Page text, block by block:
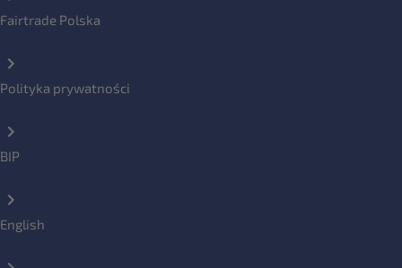
Fairtrade Polska
Polityka prywatności
BIP
English